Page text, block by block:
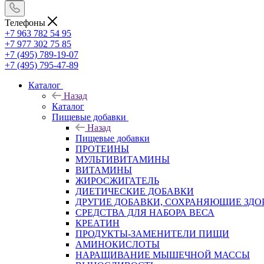
Телефоны
+7 963 782 54 95
+7 977 302 75 85
+7 (495) 789-19-07
+7 (495) 795-47-89
Каталог
Назад
Каталог
Пищевые добавки
Назад
Пищевые добавки
ПРОТЕИНЫ
МУЛЬТИВИТАМИНЫ
ВИТАМИНЫ
ЖИРОСЖИГАТЕЛЬ
ДИЕТИЧЕСКИЕ ДОБАВКИ
ДРУГИЕ ДОБАВКИ, СОХРАНЯЮЩИЕ
СРЕДСТВА ДЛЯ НАБОРА ВЕСА
КРЕАТИН
ПРОДУКТЫ-ЗАМЕНИТЕЛИ ПИЩИ
АМИНОКИСЛОТЫ
НАРАЩИВАНИЕ МЫШЕЧНОЙ МАССЫ